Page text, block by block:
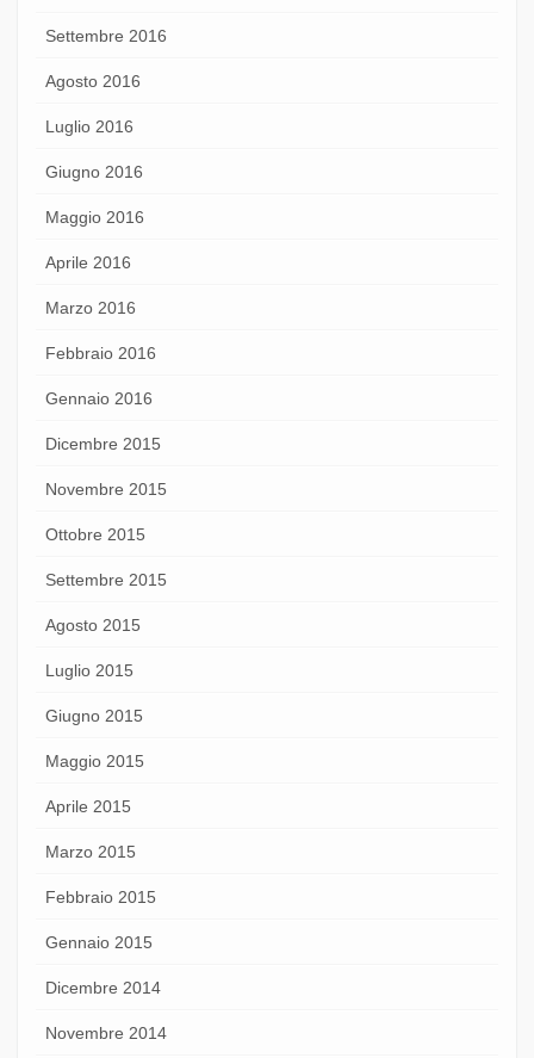
Settembre 2016
Agosto 2016
Luglio 2016
Giugno 2016
Maggio 2016
Aprile 2016
Marzo 2016
Febbraio 2016
Gennaio 2016
Dicembre 2015
Novembre 2015
Ottobre 2015
Settembre 2015
Agosto 2015
Luglio 2015
Giugno 2015
Maggio 2015
Aprile 2015
Marzo 2015
Febbraio 2015
Gennaio 2015
Dicembre 2014
Novembre 2014